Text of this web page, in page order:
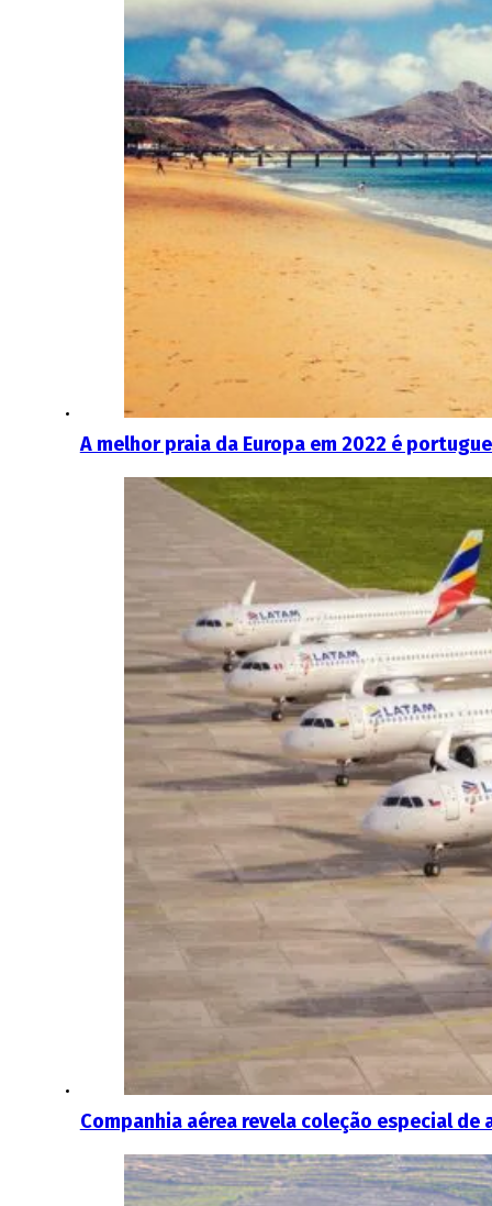
A melhor praia da Europa em 2022 é
Companhia aérea revela coleção especial